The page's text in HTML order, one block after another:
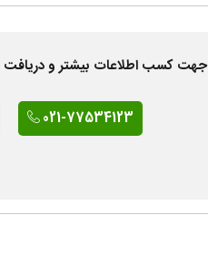
جهت کسب اطلاعات بیشتر و دریافت
021-77534123